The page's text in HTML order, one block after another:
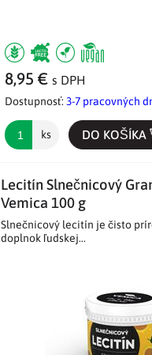
8,95 €s DPH
Dostupnosť: 3-7 pracovných
ks DO KOŠÍKA
Lecitín Slnečnicový
Vemica 100 g
Slnečnicový lecitín je čisto
doplnok ľudskej...